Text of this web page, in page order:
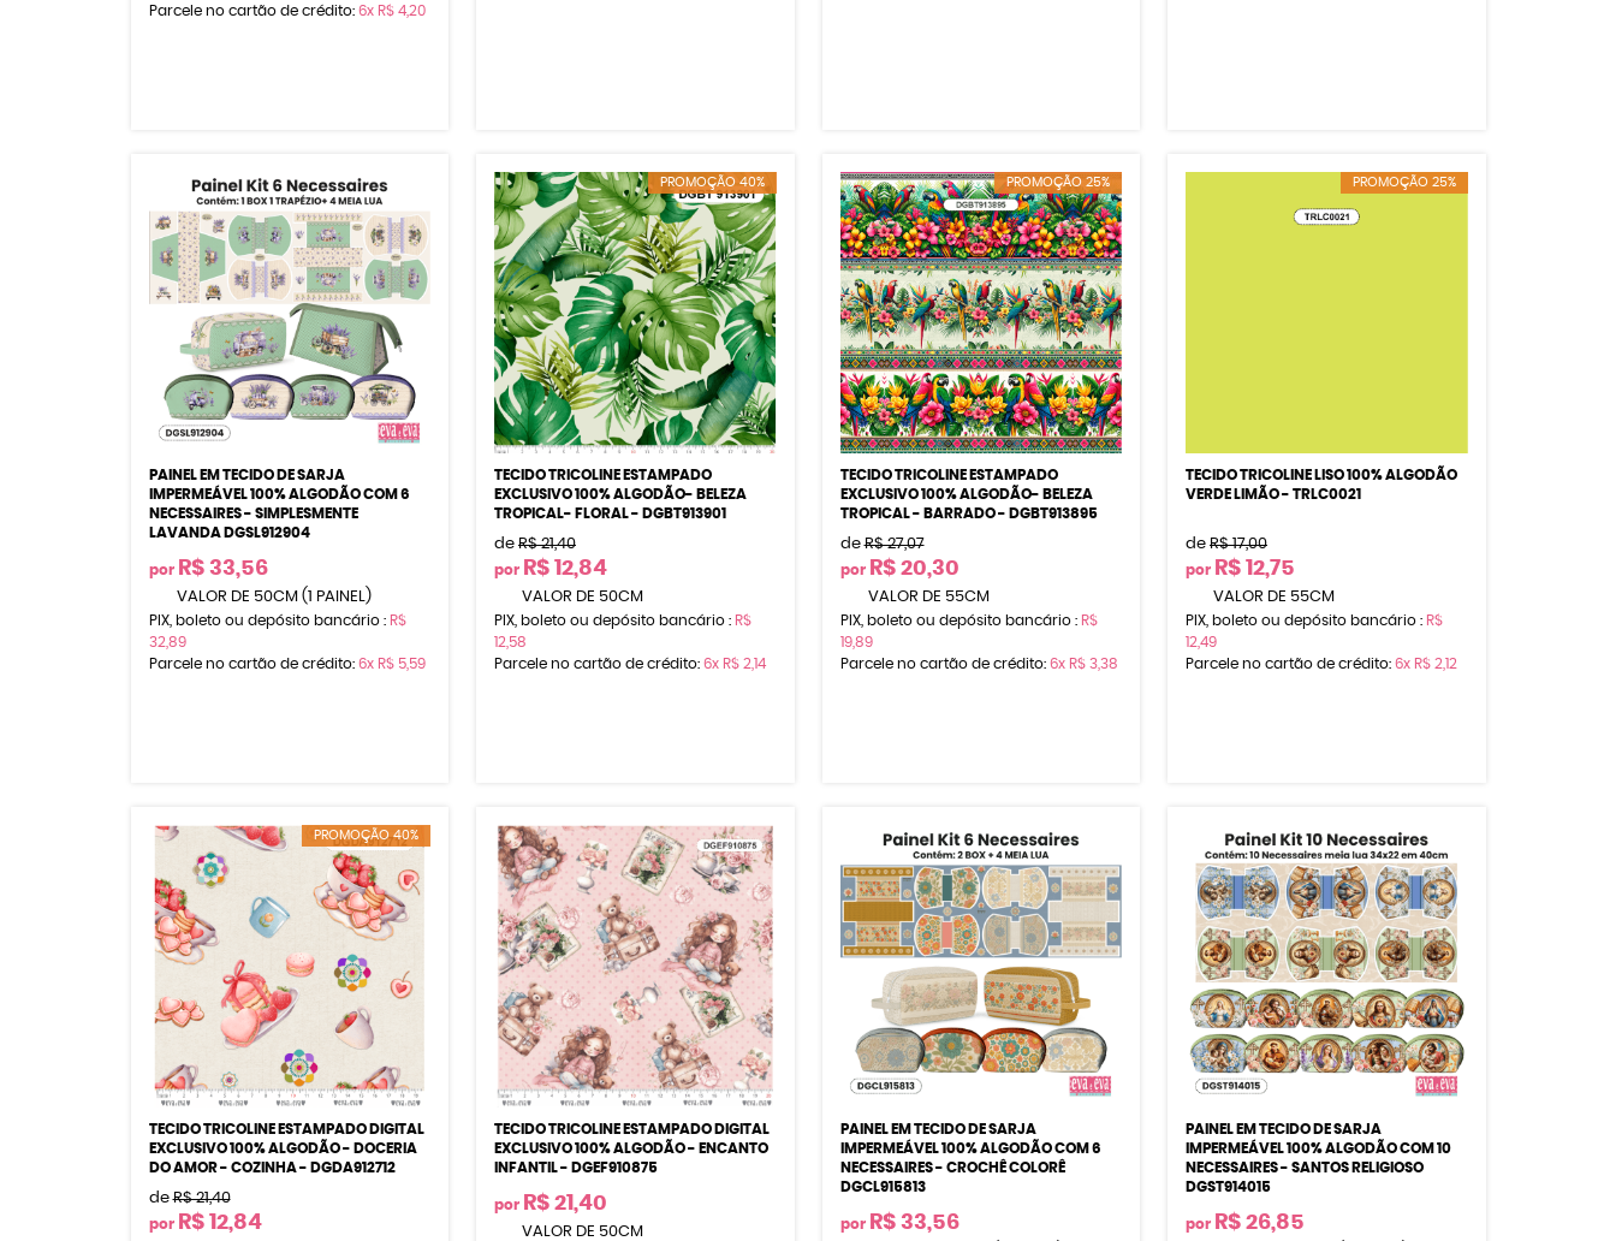
Parcele no cartão de crédito: 6x R$ 4,20
PAINEL EM TECIDO DE SARJA
IMPERMEÁVEL 100% ALGODÃO COM 6
NECESSAIRES - SIMPLESMENTE
LAVANDA DGSL912904
por R$ 33,56
VALOR DE 50CM (1 PAINEL)
PIX, boleto ou depósito bancário : R$
32,89
Parcele no cartão de crédito: 6x R$ 5,59
PROMOÇÃO 40%
TECIDO TRICOLINE ESTAMPADO
EXCLUSIVO 100% ALGODÃO- BELEZA
TROPICAL- FLORAL - DGBT913901
de R$ 21,40
por R$ 12,84
VALOR DE 50CM
PIX, boleto ou depósito bancário : R$
12,58
Parcele no cartão de crédito: 6x R$ 2,14
PROMOÇÃO 25%
TECIDO TRICOLINE ESTAMPADO
EXCLUSIVO 100% ALGODÃO- BELEZA
TROPICAL - BARRADO - DGBT913895
de R$ 27,07
por R$ 20,30
VALOR DE 55CM
PIX, boleto ou depósito bancário : R$
19,89
Parcele no cartão de crédito: 6x R$ 3,38
PROMOÇÃO 25%
TECIDO TRICOLINE LISO 100% ALGODÃO
VERDE LIMÃO - TRLC0021
de R$ 17,00
por R$ 12,75
VALOR DE 55CM
PIX, boleto ou depósito bancário : R$
12,49
Parcele no cartão de crédito: 6x R$ 2,12
PROMOÇÃO 40%
TECIDO TRICOLINE ESTAMPADO DIGITAL
EXCLUSIVO 100% ALGODÃO - DOCERIA
DO AMOR - COZINHA - DGDA912712
de R$ 21,40
por R$ 12,84
TECIDO TRICOLINE ESTAMPADO DIGITAL
EXCLUSIVO 100% ALGODÃO - ENCANTO
INFANTIL - DGEF910875
por R$ 21,40
VALOR DE 50CM
PAINEL EM TECIDO DE SARJA
IMPERMEÁVEL 100% ALGODÃO COM 6
NECESSAIRES - CROCHÊ COLORÊ
DGCL915813
por R$ 33,56
PAINEL EM TECIDO DE SARJA
IMPERMEÁVEL 100% ALGODÃO COM 10
NECESSAIRES - SANTOS RELIGIOSO
DGST914015
por R$ 26,85